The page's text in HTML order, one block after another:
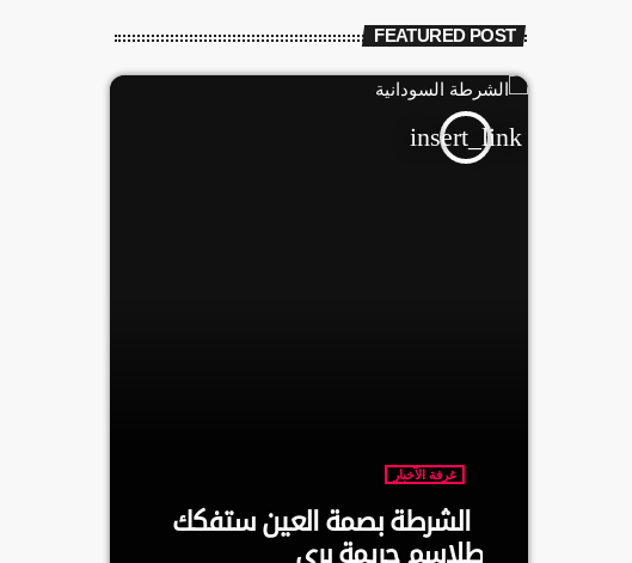
FEATURED POST
insert_link
غرفة الآخبار
الشرطة بصمة العين ستفكك
طلاسم جريمة بري